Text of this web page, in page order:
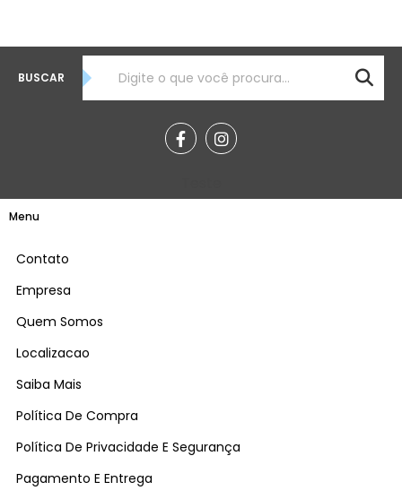
BUSCAR
Menu
Contato
Empresa
Quem Somos
Localizacao
Saiba Mais
Política De Compra
Política De Privacidade E Segurança
Pagamento E Entrega